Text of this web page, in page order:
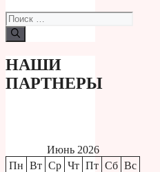
Поиск:
НАШИ
ПАРТНЕРЫ
Июнь 2026
Пн Вт Ср Чт Пт Сб Вс